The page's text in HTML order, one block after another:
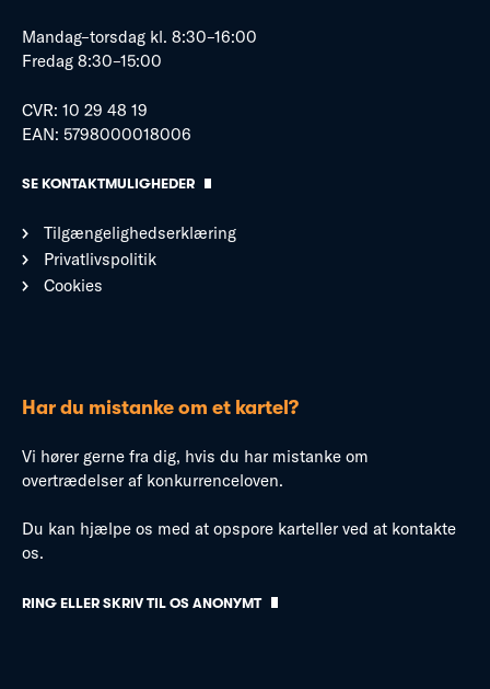
Mandag–torsdag kl. 8:30–16:00
Fredag 8:30–15:00
CVR: 10 29 48 19
EAN: 5798000018006
SE KONTAKTMULIGHEDER
Tilgængelighedserklæring
Privatlivspolitik
Cookies
Har du mistanke om et kartel?
Vi hører gerne fra dig, hvis du har mistanke om
overtrædelser af konkurrenceloven.
Du kan hjælpe os med at opspore karteller ved at kontakte
os.
RING ELLER SKRIV TIL OS ANONYMT